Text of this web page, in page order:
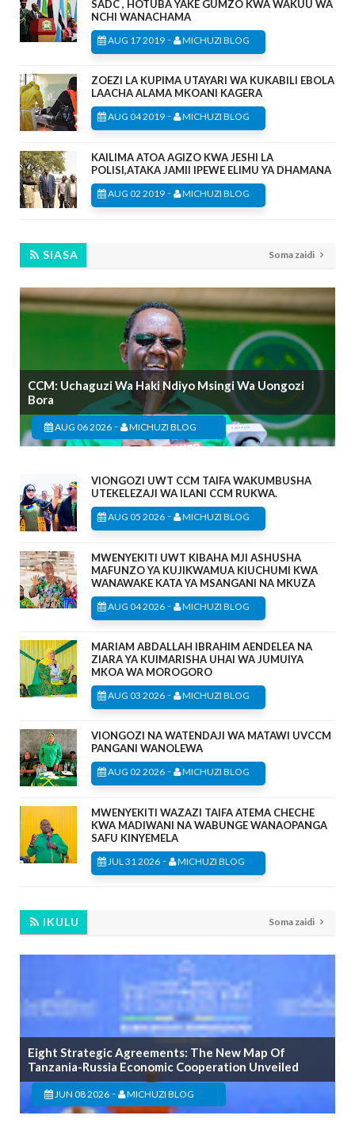
SADC , HOTUBA YAKE GUMZO KWA WAKUU WA
NCHI WANACHAMA
AUG 17 2019 - MICHUZI BLOG
ZOEZI LA KUPIMA UTAYARI WA KUKABILI EBOLA
LAACHA ALAMA MKOANI KAGERA
AUG 04 2019 - MICHUZI BLOG
KAILIMA ATOA AGIZO KWA JESHI LA
POLISI,ATAKA JAMII IPEWE ELIMU YA DHAMANA
AUG 02 2019 - MICHUZI BLOG
SIASA Soma zaidi
CCM: Uchaguzi Wa Haki Ndiyo Msingi Wa Uongozi
Bora
AUG 06 2026 - MICHUZI BLOG
VIONGOZI UWT CCM TAIFA WAKUMBUSHA
UTEKELEZAJI WA ILANI CCM RUKWA.
AUG 05 2026 - MICHUZI BLOG
MWENYEKITI UWT KIBAHA MJI ASHUSHA
MAFUNZO YA KUJIKWAMUA KIUCHUMI KWA
WANAWAKE KATA YA MSANGANI NA MKUZA
AUG 04 2026 - MICHUZI BLOG
MARIAM ABDALLAH IBRAHIM AENDELEA NA
ZIARA YA KUIMARISHA UHAI WA JUMUIYA
MKOA WA MOROGORO
AUG 03 2026 - MICHUZI BLOG
VIONGOZI NA WATENDAJI WA MATAWI UVCCM
PANGANI WANOLEWA
AUG 02 2026 - MICHUZI BLOG
MWENYEKITI WAZAZI TAIFA ATEMA CHECHE
KWA MADIWANI NA WABUNGE WANAOPANGA
SAFU KINYEMELA
JUL 31 2026 - MICHUZI BLOG
IKULU Soma zaidi
Eight Strategic Agreements: The New Map Of
Tanzania-Russia Economic Cooperation Unveiled
JUN 08 2026 - MICHUZI BLOG